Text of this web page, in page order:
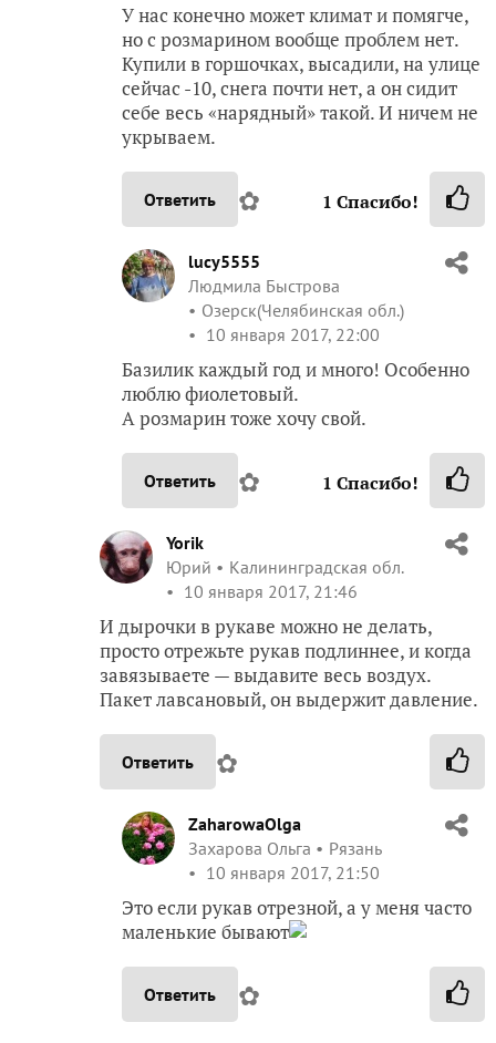
У нас конечно может климат и помягче,
но с розмарином вообще проблем нет.
Купили в горшочках, высадили, на улице
сейчас -10, снега почти нет, а он сидит
себе весь «нарядный» такой. И ничем не
укрываем.
Ответить ✿ 1 Спасибо!
lucy5555
Людмила Быстрова
Озерск(Челябинская обл.)
10 января 2017, 22:00
Базилик каждый год и много! Особенно
люблю фиолетовый.
А розмарин тоже хочу свой.
Ответить ✿ 1 Спасибо!
Yorik
Юрий
Калининградская обл.
10 января 2017, 21:46
И дырочки в рукаве можно не делать,
просто отрежьте рукав подлиннее, и когда
завязываете — выдавите весь воздух.
Пакет лавсановый, он выдержит давление.
Ответить ✿
ZaharowaOlga
Захарова Ольга
Рязань
10 января 2017, 21:50
Это если рукав отрезной, а у меня часто
маленькие бывают
Ответить ✿